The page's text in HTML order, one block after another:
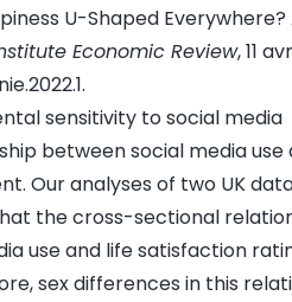
U-Shaped
Economic Review, 11
.
sensitivity to social media
between social media
Our analyses of two UK
the cross-sectional
use and life satisfaction
sex differences in this